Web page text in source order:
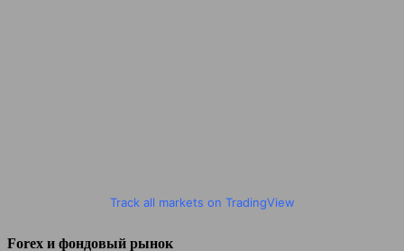
Track all markets on TradingView
Forex и фондовый рынок